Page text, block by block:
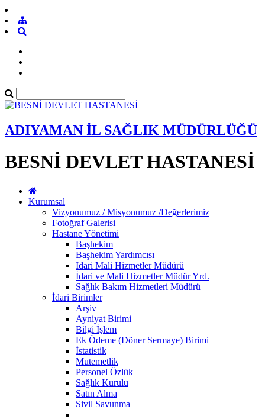
ADIYAMAN İL SAĞLIK MÜDÜRLÜĞÜ
BESNİ DEVLET HASTANESİ
Kurumsal
Vizyonumuz / Misyonumuz /Değerlerimiz
Fotoğraf Galerisi
Hastane Yönetimi
Başhekim
Başhekim Yardımcısı
Idari Mali Hizmetler Müdürü
İdari ve Mali Hizmetler Müdür Yrd.
Sağlık Bakım Hizmetleri Müdürü
İdari Birimler
Arşiv
Ayniyat Birimi
Bilgi İşlem
Ek Ödeme (Döner Sermaye) Birimi
İstatistik
Mutemetlik
Personel Özlük
Sağlık Kurulu
Satın Alma
Sivil Savunma